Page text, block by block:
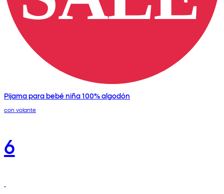
Pijama para bebé niña 100% algodón
con volante
6